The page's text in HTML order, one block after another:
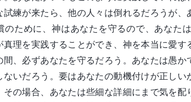
試練が来たら、他の人々は倒れるだろうが
のために、神はあなたを守るので、あなた
真理を実践することができ、神を本当に愛
間、必ずあなたを守るだろう。あなたは愚
ないだろう。要はあなたの動機付けが正し
その場合、あなたは些細な詳細にまで気を